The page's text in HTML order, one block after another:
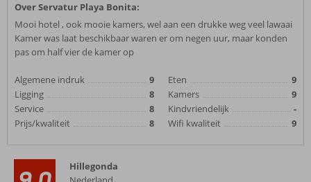
Over Servatur Playa Bonita:
Mooi hotel , ook mooie kamers, wel aan een drukke weg veel lawaai
Kamer was laat beschikbaar waren er om negen uur, maar konden
pas om half vier de kamer op
Algemene indruk
9
Ligging
8
Service
8
Prijs/kwaliteit
8
Eten
9
Kamers
9
Kindvriendelijk
-
Wifi kwaliteit
9
Hillegonda